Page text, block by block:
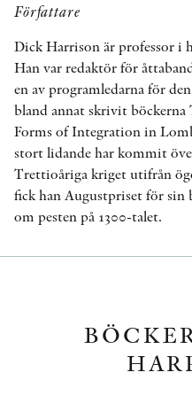
Författare
Dick Harrison är professor i
Han var redaktör för
en av programledarna för
bland annat skrivit böckerna
Forms of Integration in
stort lidande har kommit
Trettioåriga kriget utifrån
fick han Augustpriset för sin
om pesten på 1300-talet.